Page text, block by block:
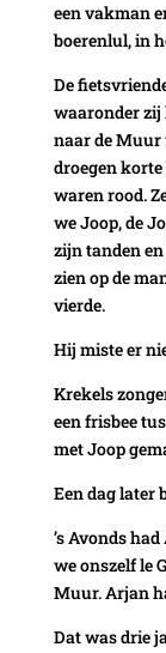
een vakman
boerenlul, in
De
waaronder zij
naar de Muur
droegen
waren rood.
we Joop, de
zijn tanden
zien op de
vierde.
Hij miste er
Krekels
een frisbee
met Joop
Een dag later
’s Avonds
we onszelf le
Muur. Arjan
Dat was drie